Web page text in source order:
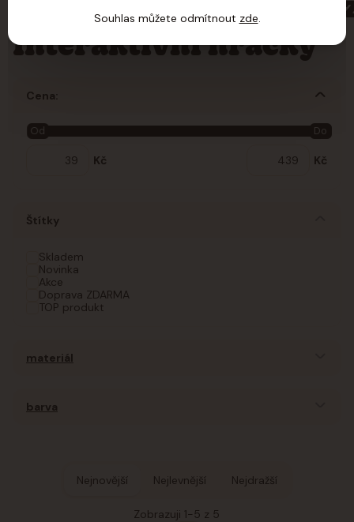
Podložky/Odměrky/
Interaktivní hračky
Cena:
Kč
Od Do
Kč
Štítky
Skladem
Novinka
Akce
Doprava ZDARMA
TOP produkt
materiál
barva
Nejnovější Nejlevnější Nejdražší
Zobrazuji 1-5 z 5
Souhlas můžete odmítnout zde.